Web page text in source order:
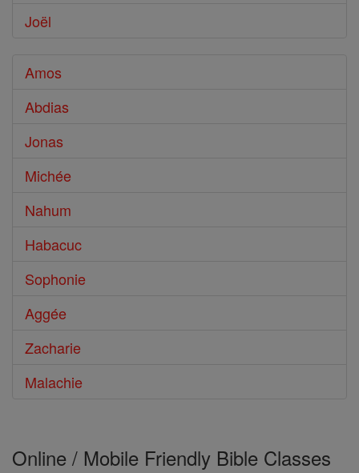
Joël
Amos
Abdias
Jonas
Michée
Nahum
Habacuc
Sophonie
Aggée
Zacharie
Malachie
Online / Mobile Friendly Bible Classes